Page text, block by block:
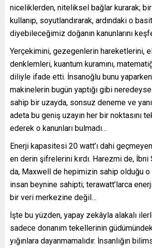
niceliklerden, niteliksel bağlar kurarak; bir
kullanıp, soyutlandırarak, ardındaki o
diyebileceğimiz doğanın kanunlarını
Yerçekimini, gezegenlerin hareketlerini,
denklemleri, kuantum kuramını,
diliyle ifade etti. İnsanoğlu bunu
makinelerin bugün yaptığı gibi
sahip bir uzayda, sonsuz deneme ve
adeta bu geniş uzayın her bir noktasını
ederek o kanunları bulmadı…
Enerji kapasitesi 20 watt’ı dahi
en derin şifrelerini kırdı. Harezmi de, İbni
da, Maxwell de hepimizin sahip olduğu o
insan beynine sahipti; terawatt’larca
bir veri merkezine değil…
İşte bu yüzden, yapay zekâyla alakalı
sadece donanım tekellerinin
yığınlara dayanmamalıdır. İnsanlığın